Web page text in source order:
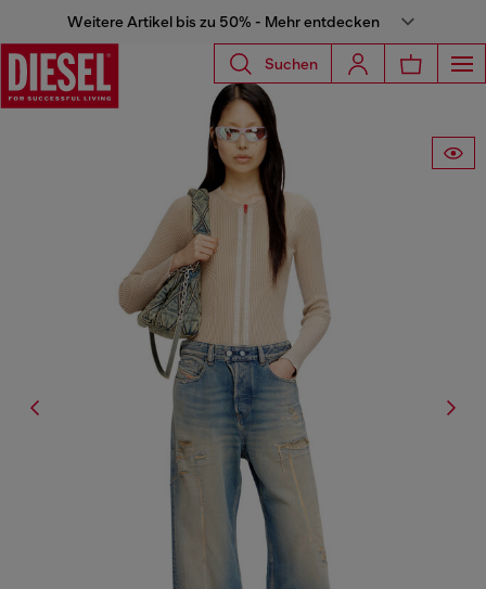
Weitere Artikel bis zu 50% - Mehr entdecken
Suchen